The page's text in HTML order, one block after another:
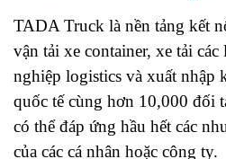
TADA Truck là nền tảng kết
vận tải xe container, xe tải các
nghiệp logistics và xuất nhập
quốc tế cùng hơn 10,000 đối
có thể đáp ứng hầu hết các
của các cá nhân hoặc công ty.